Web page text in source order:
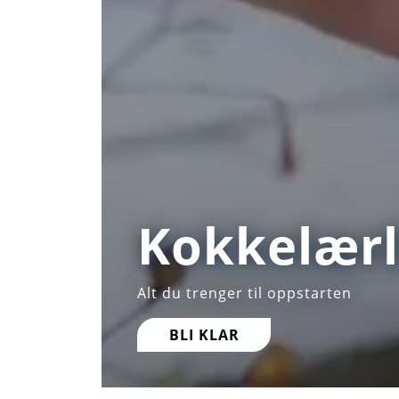
Alt du trenger til oppstarten
BLI KLAR